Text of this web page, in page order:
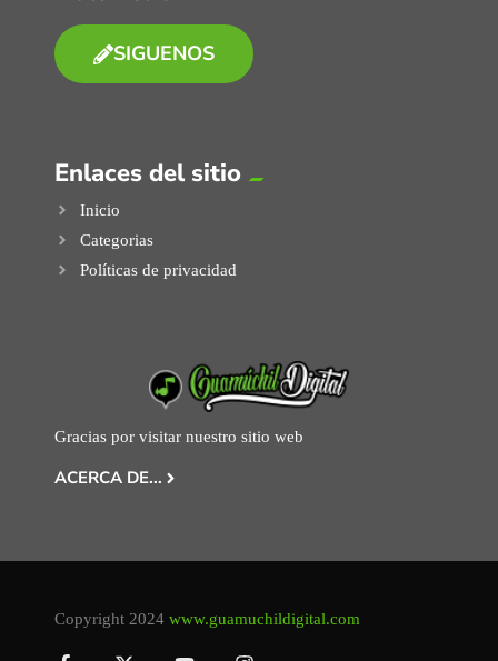
SIGUENOS
Enlaces del sitio
Inicio
Categorias
Políticas de privacidad
Gracias por visitar nuestro sitio web
ACERCA DE...
Copyright 2024 www.guamuchildigital.com